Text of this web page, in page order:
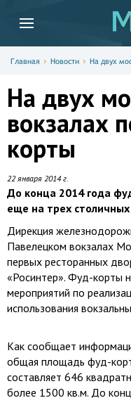
Главная Новости На двух
На двух
вокзалах
корты
22 января 2014 г.
До конца 2014 года
еще на трех столичных
Дирекция
Павелецком вокзалах
первых ресторанных
«Росинтер». Фуд-корты
мероприятий по
использования
Как сообщает
общая площадь фуд-
составляет 646
более 1500 кв.м. До